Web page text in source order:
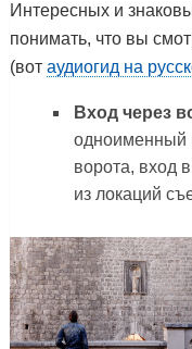
Интересных и
понимать, что вы
(вот аудиогид на
Вход через
одноименный
ворота, вход
из локаций